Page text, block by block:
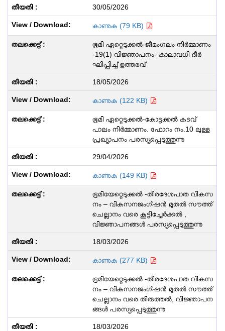
30/05/2026
കാണുക (79 KB)
ഭൂമി ഏറ്റെടുക്കൽ-ജീമംഗലം നിർമ്മാണം
-19(1) വിജ്ഞാപനം- കാലാവധി ദീർ
ഘിപ്പിച്ച് ഉത്തരവ്
18/05/2026
കാണുക (122 KB)
ഭൂമി ഏറ്റെടുക്കൽ-കോട്ടക്കൽ കടവ്
പാലം നിർമ്മാണം. ഫോറം നം.10 ലുള്ള
പ്രഖ്യാപനം പരസ്യപ്പെടുത്തുന്നു
29/04/2026
കാണുക (149 KB)
ഭൂമിയേറ്റെടുക്കൽ -തീരദേശപാത വികസ
നം – വികസനജംഗ്ഷൻ മുതൽ സൗത്ത്
ചെല്ലാനം വരെ കൂട്ടിച്ചേർക്കൽ ,
വിജ്ഞാപനങ്ങൾ പരസ്യപ്പെടുത്തുന്നു
18/03/2026
കാണുക (277 KB)
ഭൂമിയേറ്റെടുക്കൽ -തീരദേശപാത വികസ
നം – വികസനജംഗ്ഷൻ മുതൽ സൗത്ത്
ചെല്ലാനം വരെ തിരുത്തൽ, വിജ്ഞാപന
ങ്ങൾ പരസ്യപ്പെടുത്തുന്നു
18/03/2026